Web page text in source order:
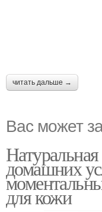
читать дальше →
Вас может
домашних
для кожи